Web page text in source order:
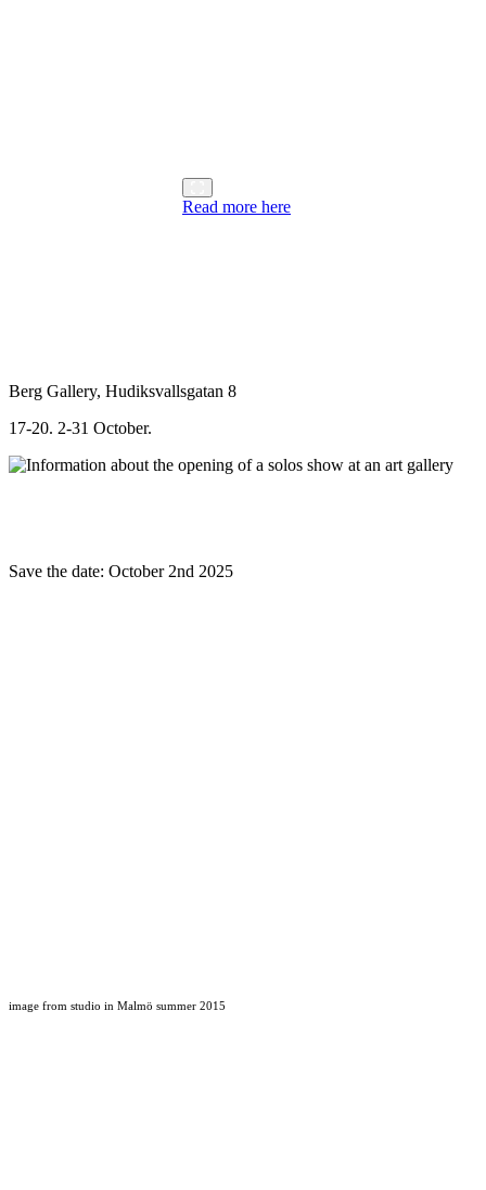
Read more here
Berg Gallery, Hudiksvallsgatan 8
17-20. 2-31 October.
Save the date: October 2nd 2025
image from studio in Malmö summer 2015